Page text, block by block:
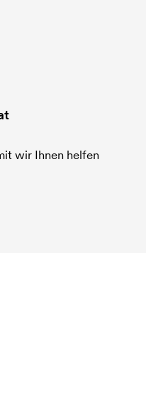
wir Ihnen helfen